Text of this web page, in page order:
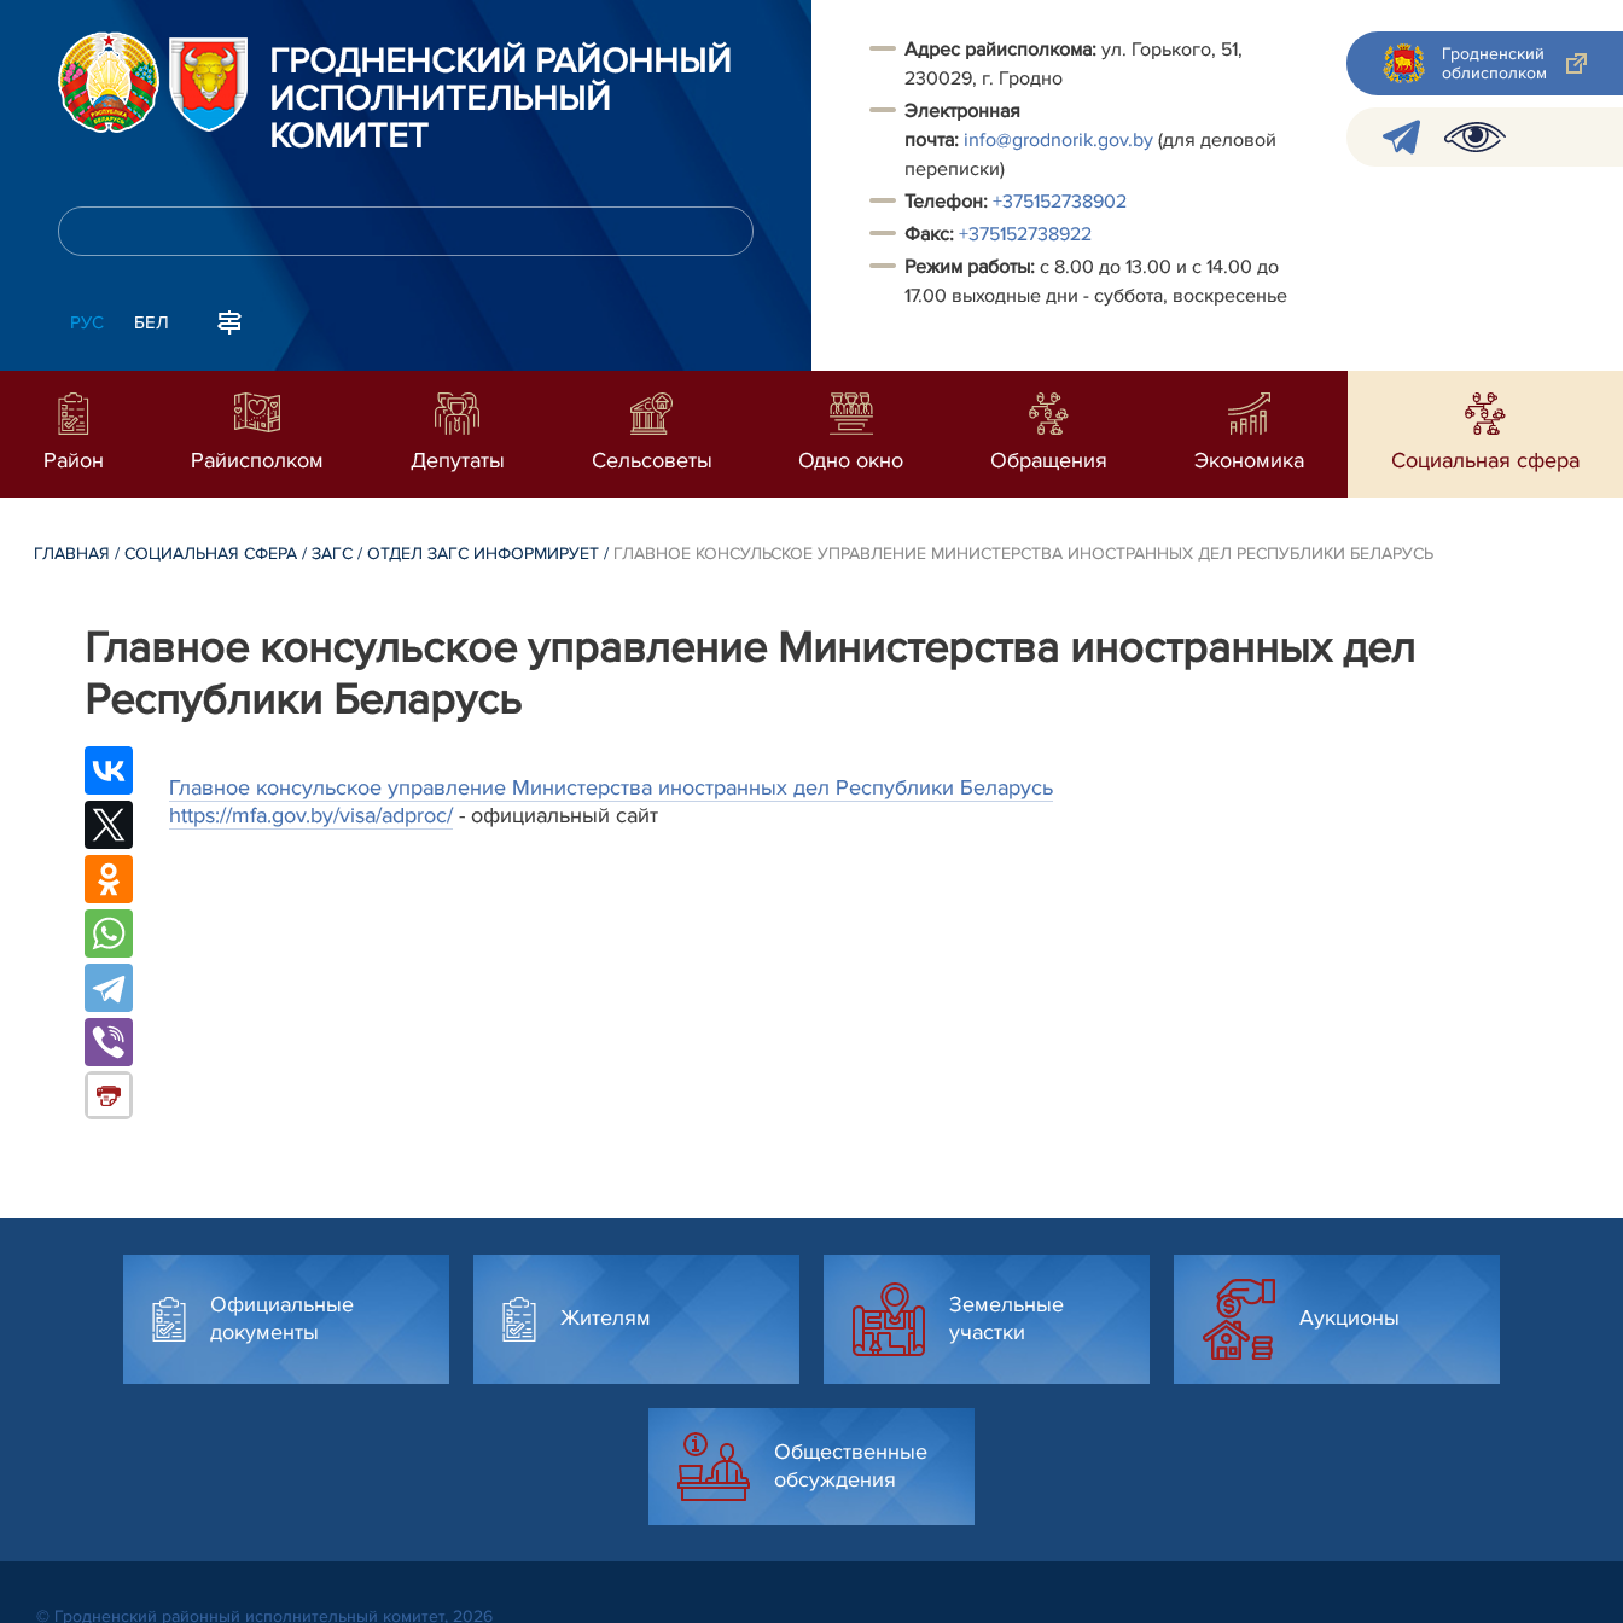
ГРОДНЕНСКИЙ РАЙОННЫЙ
ИСПОЛНИТЕЛЬНЫЙ
КОМИТЕТ
РУС БЕЛ
Адрес райисполкома: ул. Горького, 51,
230029, г. Гродно
Электронная
почта: info@grodnorik.gov.by (для деловой
переписки)
Телефон: +375152738902
Факс: +375152738922
Режим работы: с 8.00 до 13.00 и с 14.00 до
17.00 выходные дни - суббота, воскресенье
Гродненский
облисполком
Район Райисполком Депутаты Сельсоветы Одно окно Обращения Экономика Социальная сфера
ГЛАВНАЯ /СОЦИАЛЬНАЯ СФЕРА /ЗАГС /ОТДЕЛ ЗАГС ИНФОРМИРУЕТ / ГЛАВНОЕ КОНСУЛЬСКОЕ УПРАВЛЕНИЕ МИНИСТЕРСТВА ИНОСТРАННЫХ ДЕЛ РЕСПУБЛИКИ БЕЛАРУСЬ
Главное консульское управление Министерства иностранных дел
Республики Беларусь
Главное консульское управление Министерства иностранных дел Республики Беларусь
https://mfa.gov.by/visa/adproc/- официальный сайт
Официальные
документы
Жителям
Земельные
участки
Аукционы
Общественные
обсуждения
© Гродненский районный исполнительный комитет, 2026